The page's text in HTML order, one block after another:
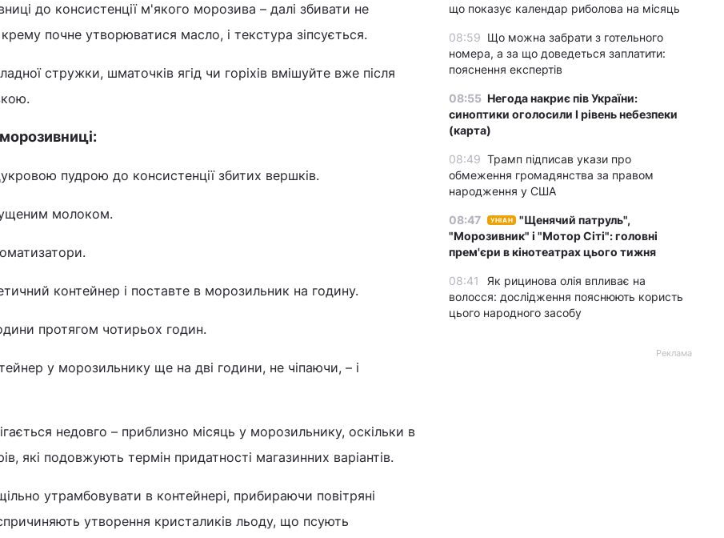
до консистенції м'якого морозива – далі збивати не
крему почне утворюватися масло, і текстура зіпсується.
стружки, шматочків ягід чи горіхів вмішуйте вже після
пудрою до консистенції збитих вершків.
молоком.
контейнер і поставте в морозильник на годину.
протягом чотирьох годин.
у морозильнику ще на дві години, не чіпаючи, – і
недовго – приблизно місяць у морозильнику, оскільки в
які подовжують термін придатності магазинних варіантів.
утрамбовувати в контейнері, прибираючи повітряні
утворення кристаликів льоду, що псують
що показує календар риболова на місяць
08:59 Що можна забрати з готельного
номера, а за що доведеться заплатити:
пояснення експертів
08:55 Негода накриє пів України:
синоптики оголосили І рівень небезпеки
(карта)
08:49 Трамп підписав укази про
обмеження громадянства за правом
народження у США
08:47 УНІАН
"Щенячий патруль",
"Морозивник" і "Мотор Сіті": головні
прем'єри в кінотеатрах цього тижня
08:41
Як рицинова олія впливає на
волосся: дослідження пояснюють користь
цього народного засобу
Реклама